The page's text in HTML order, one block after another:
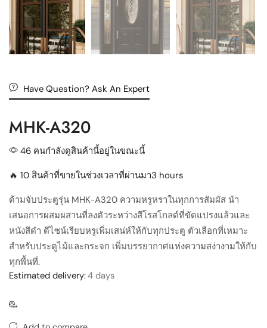
Have Question? Ask An Expert
MHK-A320
46 คนกำลังดูสินค้านี้อยู่ในขณะนี้
🔥 10 สินค้าที่ขายในช่วงเวลาที่ผ่านมา3 hours
ด้ามจับประตูรุ่น MHK-A320 ความหรูหราในทุกการสัมผัส นำ
เสนอการผสมผสานที่ลงตัวระหว่างสีโรสโกลด์ที่ขัดแปรงแล้วและ
หนังสีดำ ดีไซน์เรียบหรูเพิ่มเสน่ห์ให้กับทุกประตู ตัวเลือกที่เหมาะ
สำหรับประตูไม้และกระจก เพิ่มบรรยากาศแห่งความสง่างามให้กับ
ทุกพื้นที่.
Estimated delivery:4 days